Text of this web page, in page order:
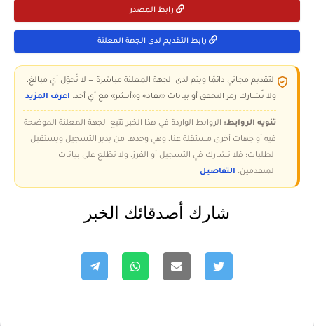
رابط المصدر
رابط التقديم لدى الجهة المعلنة
التقديم مجاني دائمًا ويتم لدى الجهة المعلنة مباشرة — لا تُحوّل أي مبالغ،
ولا تُشارك رمز التحقق أو بيانات «نفاذ» و«أبشر» مع أي أحد. اعرف المزيد
تنويه الروابط: الروابط الواردة في هذا الخبر تتبع الجهة المعلنة الموضحة
فيه أو جهات أخرى مستقلة عنا، وهي وحدها من يدير التسجيل ويستقبل
الطلبات؛ فلا نشارك في التسجيل أو الفرز، ولا نطّلع على بيانات
المتقدمين. التفاصيل
شارك أصدقائك الخبر